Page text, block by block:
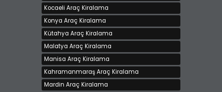
Kocaeli Araç Kiralama
Konya Araç Kiralama
Kütahya Araç Kiralama
Malatya Araç Kiralama
Manisa Araç Kiralama
Kahramanmaraş Araç Kiralama
Mardin Araç Kiralama